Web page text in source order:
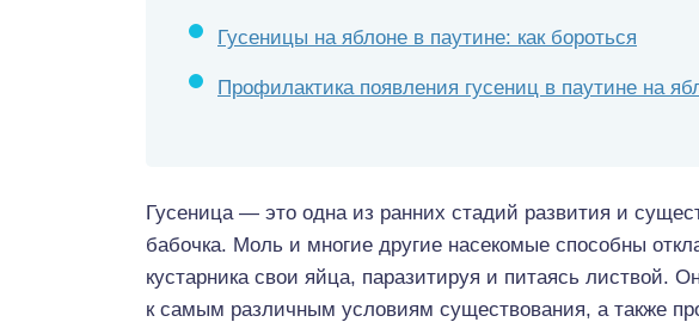
Гусеницы на яблоне в паутине: как бороться
Профилактика появления гусениц в паутине на
Гусеница — это одна из ранних стадий развития и
бабочка. Моль и многие другие насекомые способны
кустарника свои яйца, паразитируя и питаясь листвой.
к самым различным условиям существования, а также